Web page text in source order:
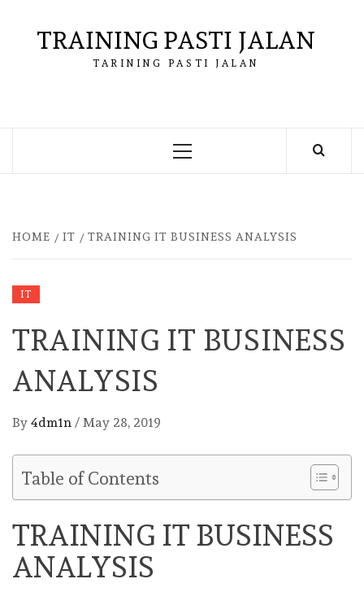
contentTRAINING PASTI JALAN
TARINING PASTI JALAN
Primary
HOME IT TRAINING IT BUSINESS ANALYSIS
IT
TRAINING IT BUSINESS
ANALYSIS
By 4dm1n / May 28, 2019
Table of Contents
TRAINING IT BUSINESS
ANALYSIS